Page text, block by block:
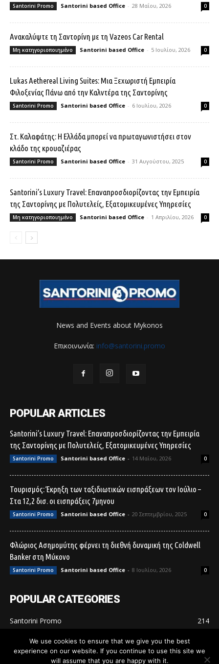
Santorini Promo Santorini based Office - 28 Μαΐου, 2026 0
Ανακαλύψτε τη Σαντορίνη με τη Vazeos Car Rental
Μη κατηγοριοποιημένο Santorini based Office - 5 Ιουλίου, 2026 0
Lukas Aethereal Living Suites: Μια Ξεχωριστή Εμπειρία
Φιλοξενίας Πάνω από την Καλντέρα της Σαντορίνης
Santorini Promo Santorini based Office - 6 Ιουλίου, 2026 0
Στ. Καλαφάτης: Η Ελλάδα μπορεί να πρωταγωνιστήσει στον
κλάδο της κρουαζιέρας
Santorini Promo Santorini based Office - 31 Αυγούστου, 2025 0
Santorini’s Luxury Travel: Επαναπροσδιορίζοντας την Εμπειρία
της Σαντορίνης με Πολυτελείς, Εξατομικευμένες Υπηρεσίες
Μη κατηγοριοποιημένο Santorini based Office - 1 Απριλίου, 2026 0
News and Events about Mykonos
Επικοινωνία: info@santorini.promo
POPULAR ARTICLES
Santorini’s Luxury Travel: Επαναπροσδιορίζοντας την Εμπειρία
της Σαντορίνης με Πολυτελείς, Εξατομικευμένες Υπηρεσίες
Santorini Promo Santorini based Office - 14 Μαΐου, 2026 0
Τουρισμός: Έκρηξη των ταξιδιωτικών εισπράξεων τον Ιούλιο –
Στα 12,2 δισ. οι εισπράξεις 7μηνου
Santorini Promo Santorini based Office - 20 Σεπτεμβρίου, 2025 0
Φλώριος Ασημομύτης φέρνει τη διεθνή δυναμική της Coldwell
Banker στη Μύκονο
Santorini Promo Santorini based Office - 8 Ιουλίου, 2026 0
POPULAR CATEGORIES
Santorini Promo
214
We use cookies to ensure that we give you the best
experience on our website. If you continue to use this site we
will assume that you are happy with it.